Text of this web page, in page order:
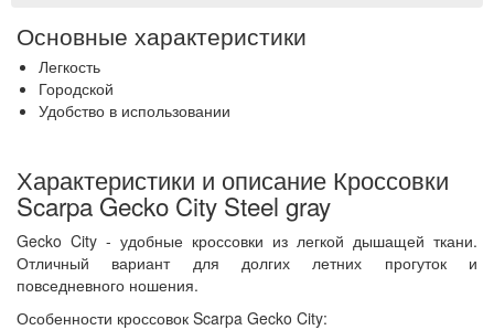
Основные характеристики
Легкость
Городской
Удобство в использовании
Характеристики и описание Кроссовки
Scarpa Gecko City Steel gray
Gecko City - удобные кроссовки из легкой дышащей ткани.
Отличный вариант для долгих летних прогуток и
повседневного ношения.
Особенности кроссовок Scarpa Gecko City: